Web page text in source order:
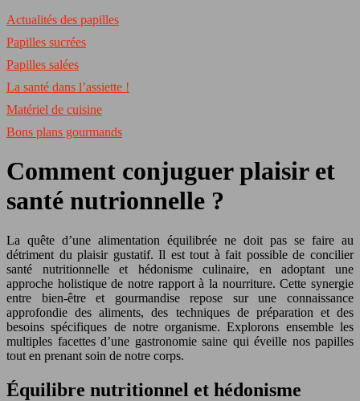
Actualités des papilles
Papilles sucrées
Papilles salées
La santé dans l’assiette !
Matériel de cuisine
Bons plans gourmands
Comment conjuguer plaisir et
santé nutrionnelle ?
La quête d’une alimentation équilibrée ne doit pas se faire au
détriment du plaisir gustatif. Il est tout à fait possible de concilier
santé nutritionnelle et hédonisme culinaire, en adoptant une
approche holistique de notre rapport à la nourriture. Cette synergie
entre bien-être et gourmandise repose sur une connaissance
approfondie des aliments, des techniques de préparation et des
besoins spécifiques de notre organisme. Explorons ensemble les
multiples facettes d’une gastronomie saine qui éveille nos papilles
tout en prenant soin de notre corps.
Équilibre nutritionnel et hédonisme